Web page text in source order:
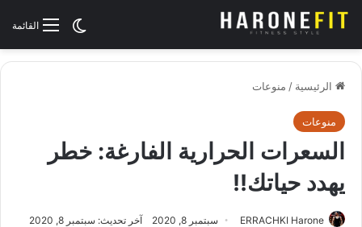
القائمةالوضع
الرئيسية / منوعات
منوعات
السعرات الحرارية الفارغة: خطر
يهدد حياتك!!
ERRACHKI Harone سبتمبر 8, 2020 آخر تحديث: سبتمبر 8, 2020